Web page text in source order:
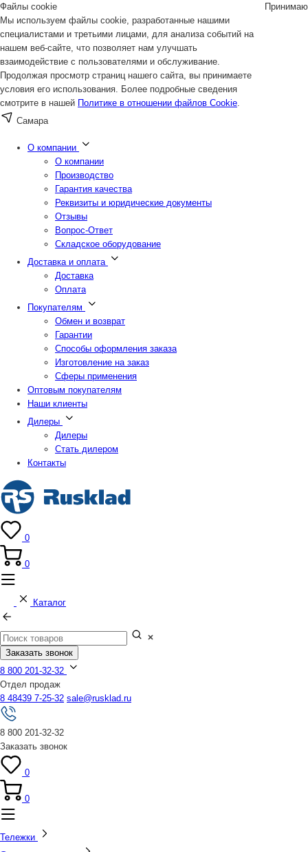
Файлы cookie
Мы используем файлы cookie, разработанные нашими
специалистами и третьими лицами, для анализа событий на
нашем веб-сайте, что позволяет нам улучшать
взаимодействие с пользователями и обслуживание.
Продолжая просмотр страниц нашего сайта, вы принимаете
условия его использования. Более подробные сведения
смотрите в нашей Политике в отношении файлов Cookie.
Принимаю
Самара
О компании
О компании
Производство
Гарантия качества
Реквизиты и юридические документы
Отзывы
Вопрос-Ответ
Складское оборудование
Доставка и оплата
Доставка
Оплата
Покупателям
Обмен и возврат
Гарантии
Способы оформления заказа
Изготовление на заказ
Сферы применения
Оптовым покупателям
Наши клиенты
Дилеры
Дилеры
Стать дилером
Контакты
0
0
Каталог
Заказать звонок
8 800 201-32-32
Отдел продаж
8 48439 7-25-32 sale@rusklad.ru
8 800 201-32-32
Заказать звонок
0
0
Тележки